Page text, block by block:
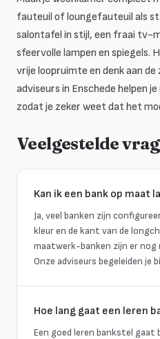
fauteuil of loungefauteuil als
salontafel in stijl, een fraai tv-
sfeervolle lampen en spiegels.
vrije loopruimte en denk aan de
adviseurs in Enschede helpen
zodat je zeker weet dat het
Veelgestelde
Kan ik een bank op maat
Ja, veel banken zijn
kleur en de kant van de
maatwerk-banken zijn er nog
Onze adviseurs begeleiden je
Hoe lang gaat een leren
Een goed leren bankstel gaat